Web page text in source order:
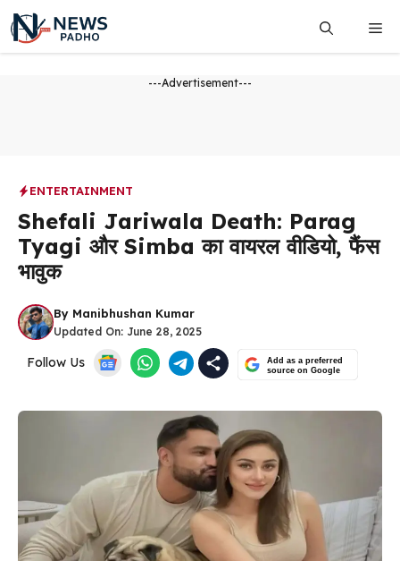
Skip
to
content
---Advertisement---
ENTERTAINMENT
Shefali Jariwala Death: Parag
Tyagi और Simba का वायरल वीडियो, फैंस
भावुक
By Manibhushan Kumar
Updated On: June 28, 2025
Follow Us
Add as a preferred
source on Google